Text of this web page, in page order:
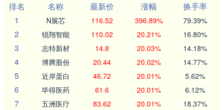
排名
名称 最新价 涨幅
换手率
1
N展芯 116.52 396.89% 79.39%
2 锐翔智能 110.02 20.21% 16.80%
3 志特新材 14.8 20.03% 14.18%
4 博腾股份 20.44 20.02% 14.77%
5 近岸蛋白 46.72 20.01% 5.62%
6 毕得医药 61.6 20.01% 6.12%
7 五洲医疗 83.62 20.01% 18.37%